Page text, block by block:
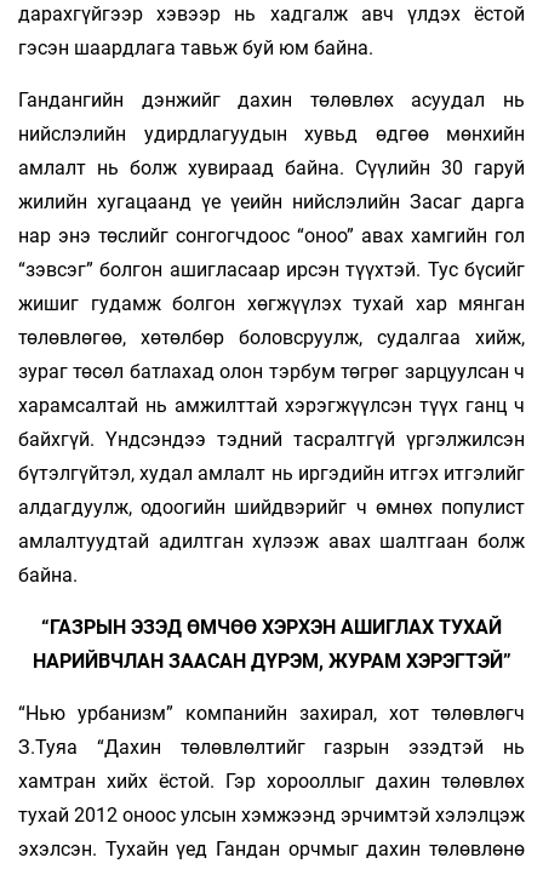
дарахгүйгээр хэвээр нь хадгалж авч үлдэх ёстой
гэсэн шаардлага тавьж буй юм байна.
Гандангийн дэнжийг дахин төлөвлөх асуу­дал нь
нийслэлийн удирдлагуудын хувьд өдгөө мөнхийн
амлалт нь болж хувираад байна. Сүүлийн 30 гаруй
жилийн хугацаанд үе үеийн нийслэлийн Засаг дарга
нар энэ төслийг сонгогчдоос “оноо” авах хамгийн гол
“зэвсэг” болгон ашигласаар ирсэн түүхтэй. Тус бүсийг
жишиг гудамж болгон хөгжүүлэх тухай хар мянган
төлөвлөгөө, хөтөлбөр боловсруулж, судалгаа хийж,
зураг төсөл батлахад олон тэрбум төгрөг зарцуулсан ч
харамсалтай нь амжилттай хэрэгжүүлсэн түүх ганц ч
байхгүй. Үндсэндээ тэдний тасралтгүй үргэлжилсэн
бүтэлгүйтэл, худал амлалт нь иргэдийн итгэх итгэлийг
алдагдуулж, одоогийн шийдвэрийг ч өмнөх популист
амлалтуудтай адилтган хүлээж авах шалтгаан болж
байна.
“ГАЗРЫН ЭЗЭД ӨМЧӨӨ ХЭРХЭН АШИГЛАХ ТУХАЙ
НАРИЙВЧЛАН ЗААСАН ДҮРЭМ, ЖУРАМ ХЭРЭГТЭЙ”
“Нью урбанизм” компанийн захирал, хот төлөвлөгч
З.Туяа “Дахин төлөвлөлтийг газрын эзэдтэй нь
хамтран хийх ёстой. Гэр хорооллыг дахин төлөвлөх
тухай 2012 оноос улсын хэмжээнд эрчимтэй хэлэлцэж
эхэлсэн. Тухайн үед Гандан орчмыг дахин төлөвлөнө